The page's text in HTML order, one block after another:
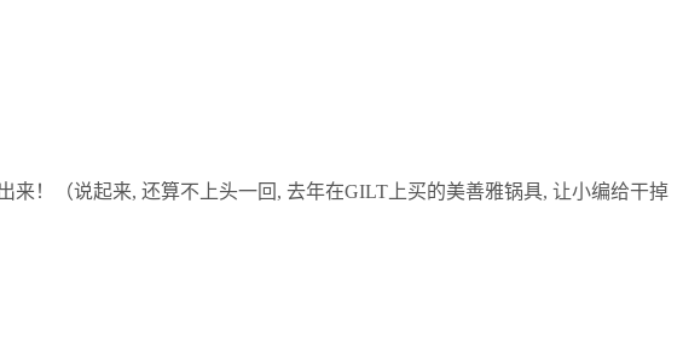
！（说起来, 还算不上头一回, 去年在GILT上买的美善雅锅具, 让小编给干掉